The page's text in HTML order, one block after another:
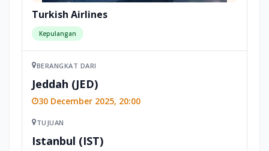
Turkish Airlines
Kepulangan
BERANGKAT DARI
Jeddah (JED)
30 December 2025, 20:00
TUJUAN
Istanbul (IST)